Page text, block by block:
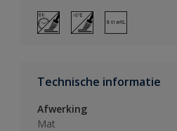
Technische informatie
Afwerking
Mat